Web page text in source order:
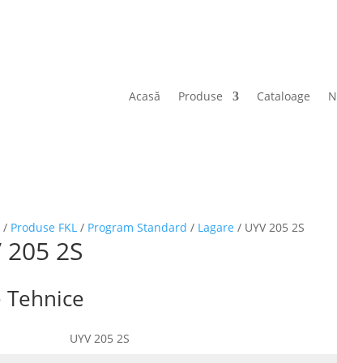
Acasă Produse Cataloage
/ Produse FKL / Program Standard / Lagare / UYV 205 2S
205 2S
Tehnice
UYV 205 2S